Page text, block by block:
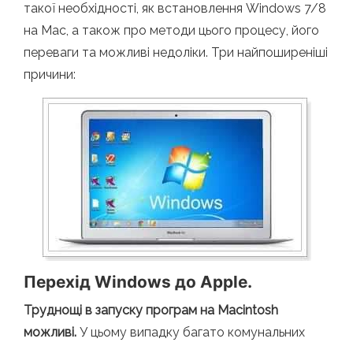
такої необхідності, як встановлення Windows 7/8
на Mac, а також про методи цього процесу, його
переваги та можливі недоліки. Три найпоширеніші
причини:
Перехід Windows до Apple.
Труднощі в запуску програм на Macintosh
можливі. У цьому випадку багато комунальних